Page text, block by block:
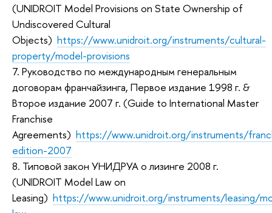
(UNIDROIT Model Provisions on State Ownership of
Undiscovered Cultural
Objects) https://www.unidroit.org/instruments/cultural-
property/model-provisions
7. Руководство по международным генеральным
договорам франчайзинга, Первое издание 1998 г. &
Второе издание 2007 г. (Guide to International Master
Franchise
Agreements) https://www.unidroit.org/instruments/
edition-2007
8. Типовой закон УНИДРУА о лизинге 2008 г.
(UNIDROIT Model Law on
Leasing) https://www.unidroit.org/instruments/leasing/